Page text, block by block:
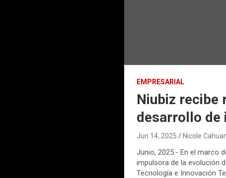
EMPRESARIAL
Niubiz recibe
desarrollo de
Jun 14, 2025 Nicole
Junio, 2025.- En el marco
impulsora de la evolución
Tecnología e Innovación